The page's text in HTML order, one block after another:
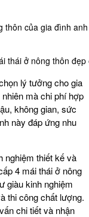
thôn của gia đình
thái ở nông thôn
lý tưởng cho gia
mà chi phí hợp
không gian, sức
này đáp ứng nhu
nghiệm thiết kế và
4 mái thái ở nông
giàu kinh nghiệm
thi công chất lượng.
chi tiết và nhận